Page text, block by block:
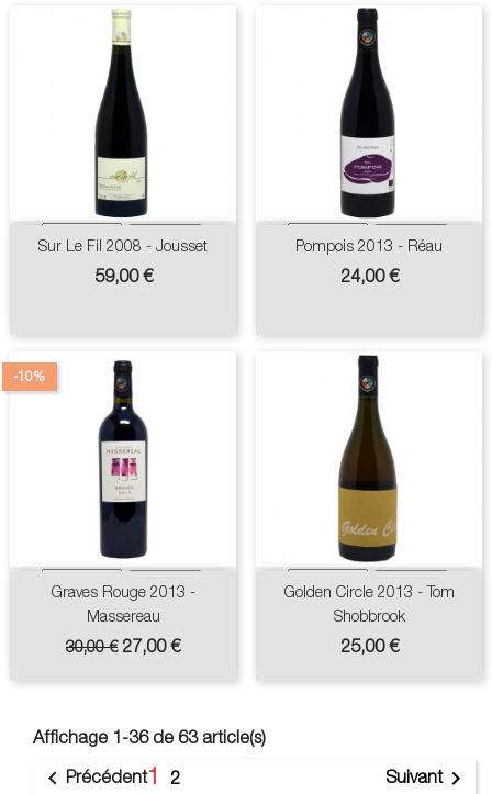
Sur Le Fil 2008 - Jousset
Prix
59,00 €
Pompois 2013 - Réau
Prix
24,00 €
Graves Rouge 2013 -
Massereau
Prix
base
30,00 €
-10%
Prix
27,00 €
Golden Circle 2013 - Tom
Shobbrook
Prix
25,00 €
Affichage 1-36 de 63 article(s)
 Précédent1 2 Suivant